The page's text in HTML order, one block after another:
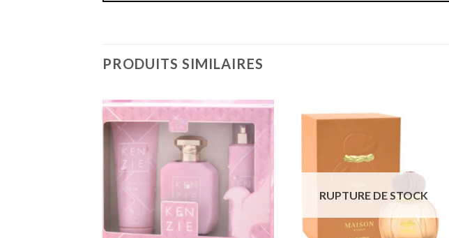
PRODUITS SIMILAIRES
RUPTURE DE STOCK